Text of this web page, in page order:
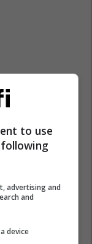
to use
advertising and
and
device